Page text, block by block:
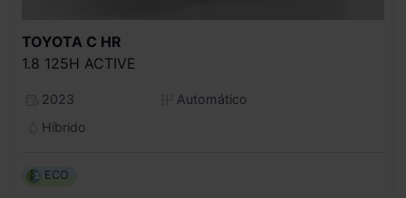
TOYOTA C HR
1.8 125H ACTIVE
2023
Automático
Híbrido
ECO